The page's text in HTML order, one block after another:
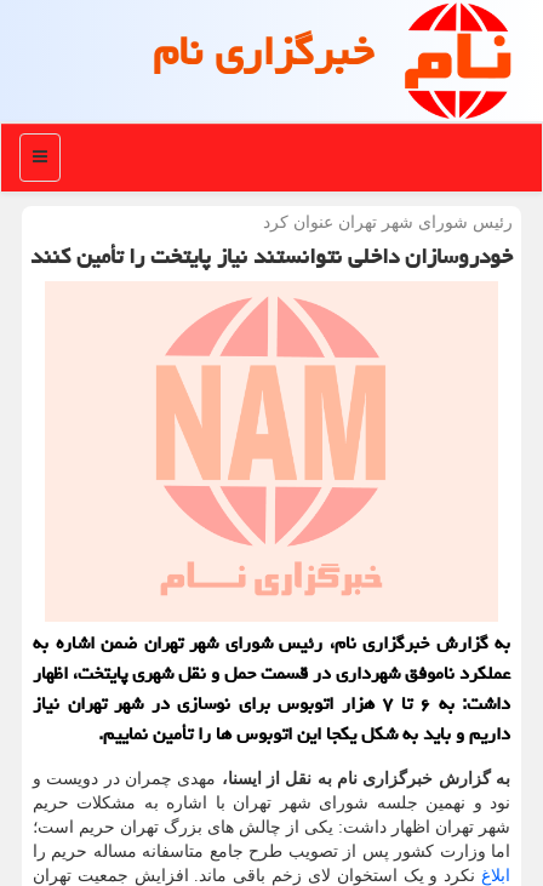
خبرگزاری نام
منو
رئیس شورای شهر تهران عنوان كرد
خودروسازان داخلی نتوانستند نیاز پایتخت را تأمین کنند
به گزارش خبرگزاری نام، رئیس شورای شهر تهران ضمن اشاره به
عملکرد ناموفق شهرداری در قسمت حمل و نقل شهری پایتخت، اظهار
داشت: به ۶ تا ۷ هزار اتوبوس برای نوسازی در شهر تهران نیاز
داریم و باید به شکل یکجا این اتوبوس ها را تأمین نماییم.
به گزارش خبرگزاری نام به نقل از ایسنا، مهدی چمران در دویست و
نود و نهمین جلسه شورای شهر تهران با اشاره به مشکلات حریم
شهر تهران اظهار داشت: یکی از چالش های بزرگ تهران حریم است؛
اما وزارت کشور پس از تصویب طرح جامع متاسفانه مساله حریم را
ابلاغ نکرد و یک استخوان لای زخم باقی ماند. افزایش جمعیت تهران